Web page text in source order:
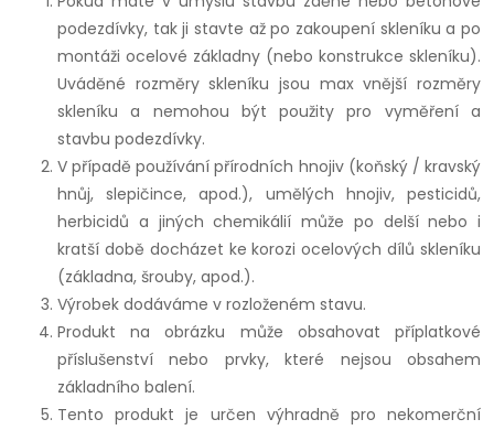
podezdívky, tak ji stavte až po zakoupení skleníku a po
montáži ocelové základny (nebo konstrukce skleníku).
Uváděné rozměry skleníku jsou max vnější rozměry
skleníku a nemohou být použity pro vyměření a
stavbu podezdívky.
V případě používání přírodních hnojiv (koňský / kravský
hnůj, slepičince, apod.), umělých hnojiv, pesticidů,
herbicidů a jiných chemikálií může po delší nebo i
kratší době docházet ke korozi ocelových dílů skleníku
(základna, šrouby, apod.).
Výrobek dodáváme v rozloženém stavu.
Produkt na obrázku může obsahovat příplatkové
příslušenství nebo prvky, které nejsou obsahem
základního balení.
Tento produkt je určen výhradně pro nekomerční